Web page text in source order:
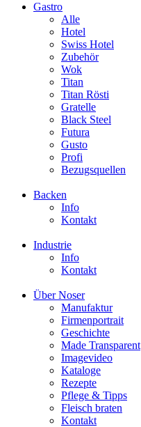
Gastro
Alle
Hotel
Swiss Hotel
Zubehör
Wok
Titan
Titan Rösti
Gratelle
Black Steel
Futura
Gusto
Profi
Bezugsquellen
Backen
Info
Kontakt
Industrie
Info
Kontakt
Über Noser
Manufaktur
Firmenportrait
Geschichte
Made Transparent
Imagevideo
Kataloge
Rezepte
Pflege & Tipps
Fleisch braten
Kontakt